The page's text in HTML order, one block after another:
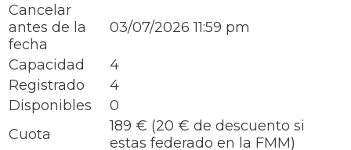
Cancelar
antes de la
fecha
03/07/2026 11:59 pm
Capacidad
4
Registrado
4
Disponibles
0
Cuota
189 € (20 € de descuento si
estas federado en la FMM)